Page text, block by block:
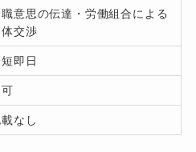
意思の伝達・労働組合による
交渉
即日
なし